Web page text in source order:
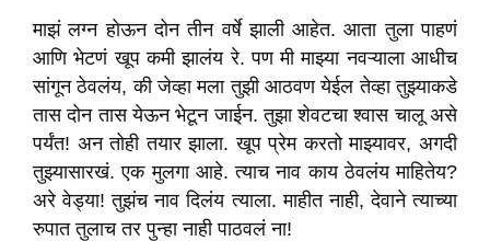
माझं लग्न होऊन दोन तीन वर्षे झाली आहेत. आता तुला पाहणं
आणि भेटणं खूप कमी झालंय रे. पण मी माझ्या नवऱ्याला आधीच
सांगून ठेवलंय, की जेव्हा मला तुझी आठवण येईल तेव्हा तुझ्याकडे
तास दोन तास येऊन भेटून जाईन. तुझा शेवटचा श्वास चालू असे
पर्यंत! अन तोही तयार झाला. खूप प्रेम करतो माझ्यावर, अगदी
तुझ्यासारखं. एक मुलगा आहे. त्याच नाव काय ठेवलंय माहितेय?
अरे वेड्या! तुझंच नाव दिलंय त्याला. माहीत नाही, देवाने त्याच्या
रुपात तुलाच तर पुन्हा नाही पाठवलं ना!